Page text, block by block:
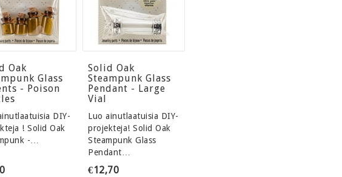
Oak
Glass
- Poison
DIY-
! Solid Oak
-…
Solid Oak
Steampunk Glass
Pendant - Large
Vial
Luo ainutlaatuisia DIY-
projekteja! Solid Oak
Steampunk Glass
Pendant…
€12,70